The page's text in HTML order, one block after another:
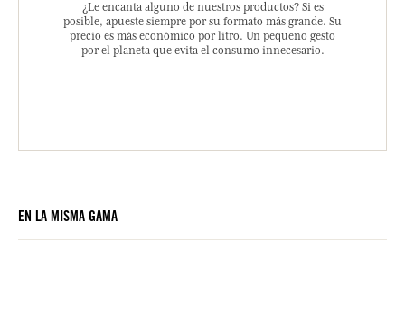
¿Le encanta alguno de nuestros productos? Si es
posible, apueste siempre por su formato más grande. Su
precio es más económico por litro. Un pequeño gesto
por el planeta que evita el consumo innecesario.
EN LA MISMA GAMA